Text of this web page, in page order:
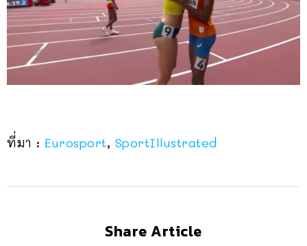
ที่มา : Eurosport, SportIllustrated
Share Article